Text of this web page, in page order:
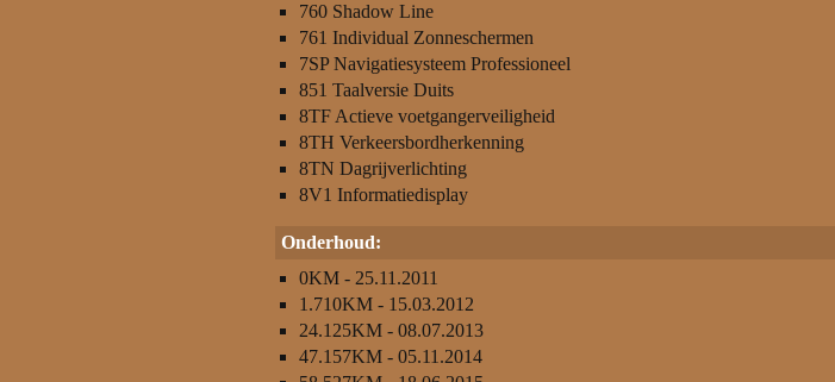
760 Shadow Line
761 Individual Zonneschermen
7SP Navigatiesysteem Professioneel
851 Taalversie Duits
8TF Actieve voetgangerveiligheid
8TH Verkeersbordherkenning
8TN Dagrijverlichting
8V1 Informatiedisplay
Onderhoud:
0KM - 25.11.2011
1.710KM - 15.03.2012
24.125KM - 08.07.2013
47.157KM - 05.11.2014